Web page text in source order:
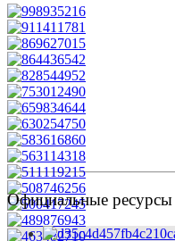
Официальные ресурсы